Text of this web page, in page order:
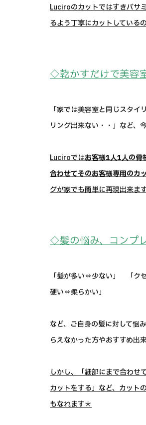
Luciroのカットではすきバサ
るよう丁寧にカットしている
◇乾かすだけで美容
「家では美容室と同じスタ
リング出来ない・・」など、
Luciroではお客様1人1人の骨
合わせてそのお客様専用のカ
グが家でも簡単に再現出来ま
◇髪の悩み、コンプ
「髪が多い⇔少ない」 「
硬い⇔柔らかい」
など、ご自身の髪に対して悩
らえなかった方やおすすめ出
しかし、「細部にまで合わせ
カットをする」など、カット
もなれます＊